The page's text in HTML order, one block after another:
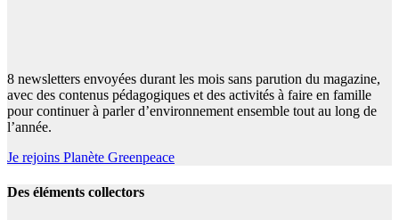
8 newsletters envoyées durant les mois sans parution du magazine,
avec des contenus pédagogiques et des activités à faire en famille
pour continuer à parler d’environnement ensemble tout au long de
l’année.
Je rejoins Planète Greenpeace
Des éléments collectors